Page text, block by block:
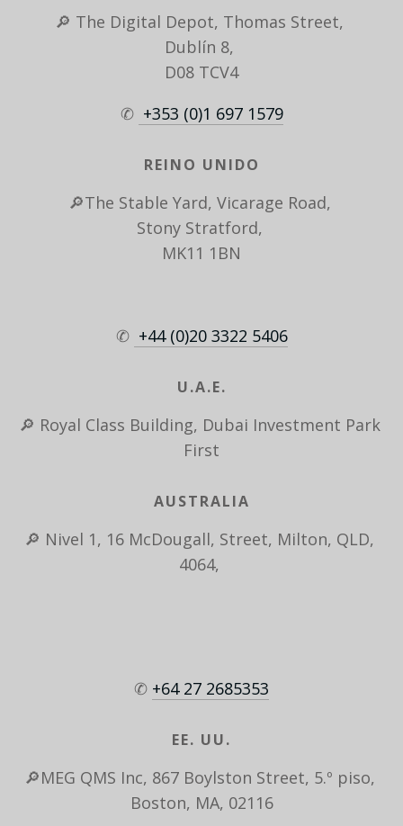
🔎 The Digital Depot, Thomas Street,
Dublín 8,
D08 TCV4
✆ +353 (0)1 697 1579
REINO UNIDO
🔎The Stable Yard, Vicarage Road,
Stony Stratford,
MK11 1BN
✆ +44 (0)20 3322 5406
U.A.E.
🔎 Royal Class Building, Dubai Investment Park
First
AUSTRALIA
🔎 Nivel 1, 16 McDougall, Street, Milton, QLD,
4064,
✆ +64 27 2685353
EE. UU.
🔎MEG QMS Inc, 867 Boylston Street, 5.º piso,
Boston, MA, 02116